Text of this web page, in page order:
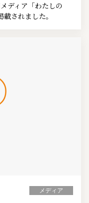
ディア「わたしの
されました。
メディア